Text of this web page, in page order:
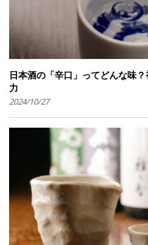
日本酒の「辛口」ってどんな味
力
2024/10/27